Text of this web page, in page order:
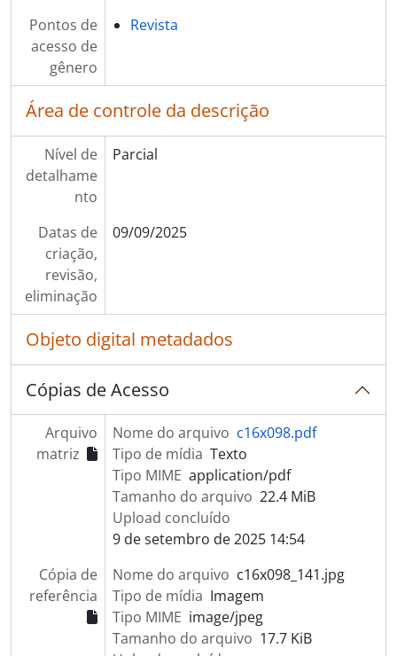
Pontos de
acesso de
gênero
Revista
Área de controle da descrição
Nível de
detalhame
nto
Parcial
Datas de
criação,
revisão,
eliminação
09/09/2025
Objeto digital metadados
Cópias de Acesso
Arquivo
matriz
Nome do arquivo c16x098.pdf
Tipo de mídia Texto
Tipo MIME application/pdf
Tamanho do arquivo 22.4 MiB
Upload concluído
9 de setembro de 2025 14:54
Cópia de
referência
Nome do arquivo c16x098_141.jpg
Tipo de mídia Imagem
Tipo MIME image/jpeg
Tamanho do arquivo 17.7 KiB